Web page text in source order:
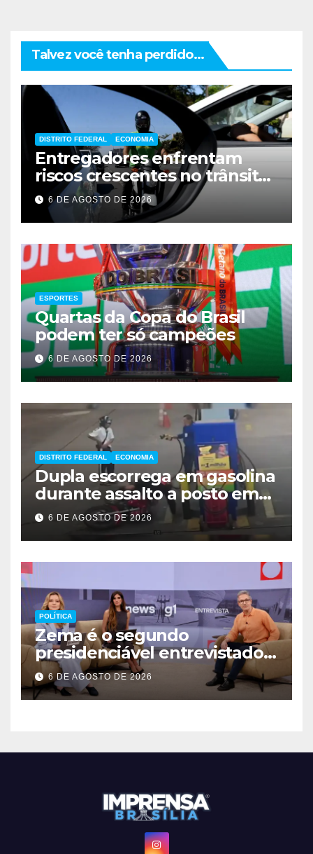
Talvez você tenha perdido...
DISTRITO FEDERAL ECONOMIA
Entregadores enfrentam
riscos crescentes no trânsito
de Brasília
6 DE AGOSTO DE 2026
ESPORTES
Quartas da Copa do Brasil
podem ter só campeões
6 DE AGOSTO DE 2026
DISTRITO FEDERAL ECONOMIA
Dupla escorrega em gasolina
durante assalto a posto em
Ceilândia
6 DE AGOSTO DE 2026
POLÍTICA
Zema é o segundo
presidenciável entrevistado
pelo g1 e GloboNews
6 DE AGOSTO DE 2026